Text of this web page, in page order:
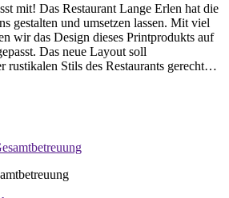
mit! Das Restaurant Lange Erlen hat die
gestalten und umsetzen lassen. Mit viel
wir das Design dieses Printprodukts auf
Das neue Layout soll
rustikalen Stils des Restaurants gerecht…